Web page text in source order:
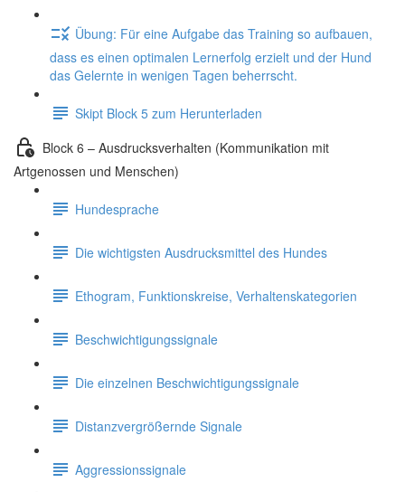
Übung: Für eine Aufgabe das Training so aufbauen,
dass es einen optimalen Lernerfolg erzielt und der Hund
das Gelernte in wenigen Tagen beherrscht.
Skipt Block 5 zum Herunterladen
Block 6 – Ausdrucksverhalten (Kommunikation mit
Artgenossen und Menschen)
Hundesprache
Die wichtigsten Ausdrucksmittel des Hundes
Ethogram, Funktionskreise, Verhaltenskategorien
Beschwichtigungssignale
Die einzelnen Beschwichtigungssignale
Distanzvergrößernde Signale
Aggressionssignale